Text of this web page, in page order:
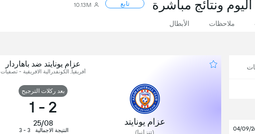
اليوم ونتائج مباشرة تابع 10.13M
ملاحظات الأبطال
04/09/
عزام يونايتد ضد باهاردار
أفريقيا, الكونفدرالية الافريقية - تصفيات
عزام يونايتد
(تنزانيا)
بعد ركلات الترجيح
2
-
1
25/08
النتيجة الاجمالية 3 - 3